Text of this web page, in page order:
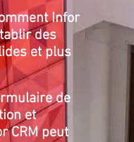
Infor
des
et plus
de
et
CRM peut